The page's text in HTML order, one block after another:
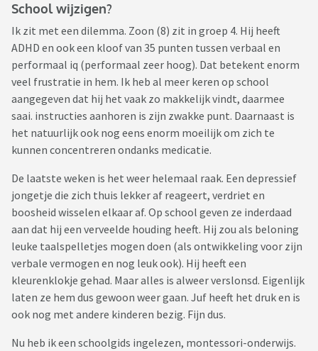
School wijzigen?
Ik zit met een dilemma. Zoon (8) zit in groep 4. Hij heeft
ADHD en ook een kloof van 35 punten tussen verbaal en
performaal iq (performaal zeer hoog). Dat betekent enorm
veel frustratie in hem. Ik heb al meer keren op school
aangegeven dat hij het vaak zo makkelijk vindt, daarmee
saai. instructies aanhoren is zijn zwakke punt. Daarnaast is
het natuurlijk ook nog eens enorm moeilijk om zich te
kunnen concentreren ondanks medicatie.
De laatste weken is het weer helemaal raak. Een depressief
jongetje die zich thuis lekker af reageert, verdriet en
boosheid wisselen elkaar af. Op school geven ze inderdaad
aan dat hij een verveelde houding heeft. Hij zou als beloning
leuke taalspelletjes mogen doen (als ontwikkeling voor zijn
verbale vermogen en nog leuk ook). Hij heeft een
kleurenklokje gehad. Maar alles is alweer verslonsd. Eigenlijk
laten ze hem dus gewoon weer gaan. Juf heeft het druk en is
ook nog met andere kinderen bezig. Fijn dus.
Nu heb ik een schoolgids ingelezen, montessori-onderwijs.